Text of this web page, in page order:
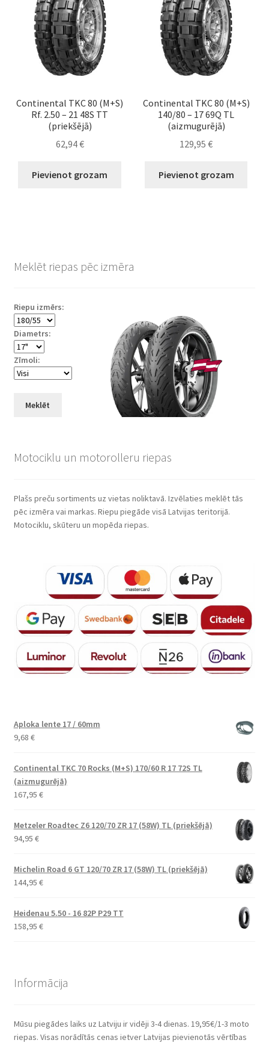
Continental TKC 80 (M+S)
Rf. 2.50 – 21 48S TT
(priekšējā)
62,94€
Pievienot grozam
Continental TKC 80 (M+S)
140/80 – 17 69Q TL
(aizmugurējā)
129,95€
Pievienot grozam
Meklēt riepas pēc izmēra
Riepu izmērs:
Diametrs:
Zīmoli:
Meklēt
Motociklu un motorolleru riepas
Plašs preču sortiments uz vietas noliktavā. Izvēlaties meklēt tās
pēc izmēra vai markas. Riepu piegāde visā Latvijas teritorijā.
Motociklu, skūteru un mopēda riepas.
Aploka lente 17 / 60mm
9,68 €
Continental TKC 70 Rocks (M+S) 170/60 R 17 72S TL
(aizmugurējā)
167,95 €
Metzeler Roadtec Z6 120/70 ZR 17 (58W) TL (priekšējā)
94,95 €
Michelin Road 6 GT 120/70 ZR 17 (58W) TL (priekšējā)
144,95 €
Heidenau 5.50 - 16 82P P29 TT
158,95 €
Informācija
Mūsu piegādes laiks uz Latviju ir vidēji 3-4 dienas. 19,95€/1-3 moto
riepas. Visas norādītās cenas ietver Latvijas pievienotās vērtības